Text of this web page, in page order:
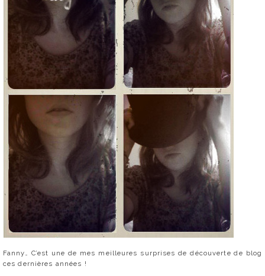
Fanny… C’est une de mes meilleures surprises de découverte de blog
ces dernières années !